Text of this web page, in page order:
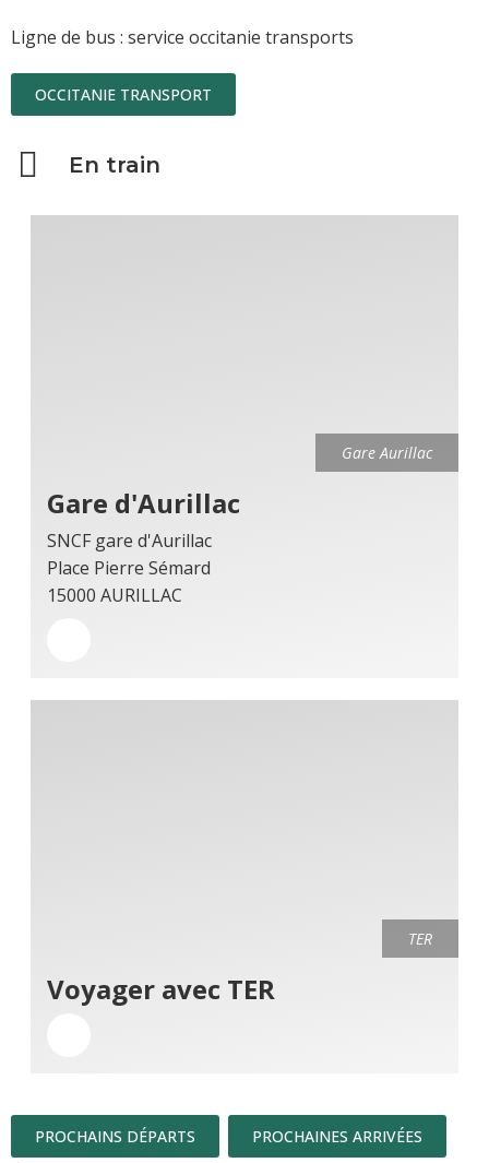
Ligne de bus : service occitanie transports
OCCITANIE TRANSPORT
En train
Gare Aurillac
Gare d'Aurillac
SNCF gare d'Aurillac
Place Pierre Sémard
15000 AURILLAC
TER
Voyager avec TER
PROCHAINS DÉPARTS PROCHAINES ARRIVÉES